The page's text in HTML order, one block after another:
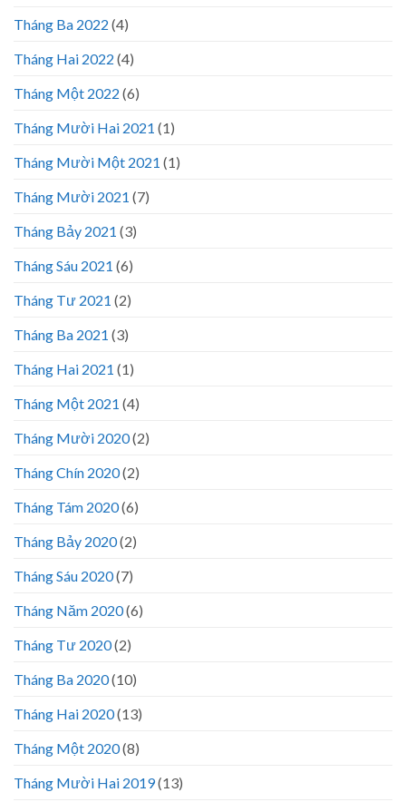
Tháng Ba 2022 (4)
Tháng Hai 2022 (4)
Tháng Một 2022 (6)
Tháng Mười Hai 2021 (1)
Tháng Mười Một 2021 (1)
Tháng Mười 2021 (7)
Tháng Bảy 2021 (3)
Tháng Sáu 2021 (6)
Tháng Tư 2021 (2)
Tháng Ba 2021 (3)
Tháng Hai 2021 (1)
Tháng Một 2021 (4)
Tháng Mười 2020(2)
Tháng Chín 2020(2)
Tháng Tám 2020(6)
Tháng Bảy 2020(2)
Tháng Sáu 2020(7)
Tháng Năm 2020(6)
Tháng Tư 2020(2)
Tháng Ba 2020(10)
Tháng Hai 2020(13)
Tháng Một 2020(8)
Tháng Mười Hai 2019(13)